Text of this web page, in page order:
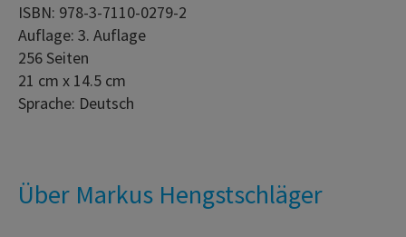
ISBN: 978-3-7110-0279-2
Auflage: 3. Auflage
256 Seiten
21 cm x 14.5 cm
Sprache: Deutsch
Über Markus Hengstschläger